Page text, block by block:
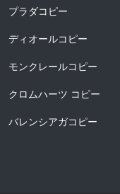
プラダコピー
ディオールコピー
モンクレールコピー
クロムハーツ コピー
バレンシアガコピー